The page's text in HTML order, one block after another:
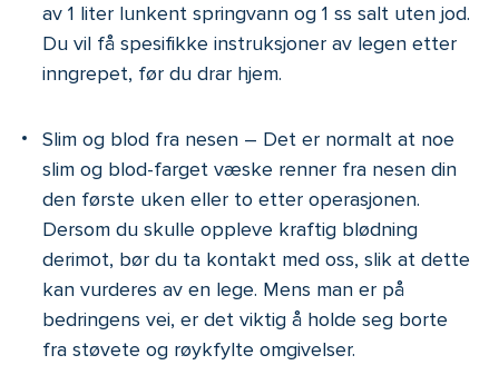
av 1 liter lunkent springvann og 1 ss salt uten jod.
Du vil få spesifikke instruksjoner av legen etter
inngrepet, før du drar hjem.
Slim og blod fra nesen – Det er normalt at noe
slim og blod-farget væske renner fra nesen din
den første uken eller to etter operasjonen.
Dersom du skulle oppleve kraftig blødning
derimot, bør du ta kontakt med oss, slik at dette
kan vurderes av en lege. Mens man er på
bedringens vei, er det viktig å holde seg borte
fra støvete og røykfylte omgivelser.